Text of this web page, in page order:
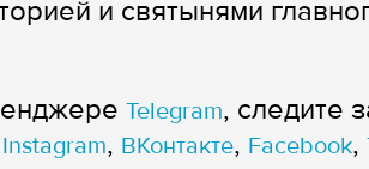
и святынями
Telegram, следите
Instagram, ВКонтакте, Facebook,